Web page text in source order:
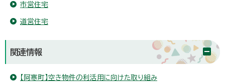
市営住宅
道営住宅
関連情報
【阿寒町】空き物件の利活用に向けた取り組み